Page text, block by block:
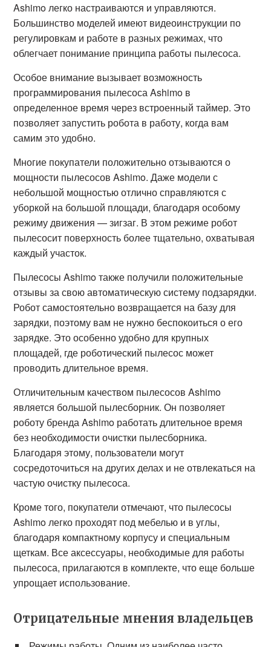
Ashimo легко настраиваются и управляются.
Большинство моделей имеют видеоинструкции по
регулировкам и работе в разных режимах, что
облегчает понимание принципа работы пылесоса.
Особое внимание вызывает возможность
программирования пылесоса Ashimo в
определенное время через встроенный таймер. Это
позволяет запустить робота в работу, когда вам
самим это удобно.
Многие покупатели положительно отзываются о
мощности пылесосов Ashimo. Даже модели с
небольшой мощностью отлично справляются с
уборкой на большой площади, благодаря особому
режиму движения — зигзаг. В этом режиме робот
пылесосит поверхность более тщательно, охватывая
каждый участок.
Пылесосы Ashimo также получили положительные
отзывы за свою автоматическую систему подзарядки.
Робот самостоятельно возвращается на базу для
зарядки, поэтому вам не нужно беспокоиться о его
зарядке. Это особенно удобно для крупных
площадей, где роботический пылесос может
проводить длительное время.
Отличительным качеством пылесосов Ashimo
является большой пылесборник. Он позволяет
роботу бренда Ashimo работать длительное время
без необходимости очистки пылесборника.
Благодаря этому, пользователи могут
сосредоточиться на других делах и не отвлекаться на
частую очистку пылесоса.
Кроме того, покупатели отмечают, что пылесосы
Ashimo легко проходят под мебелью и в углы,
благодаря компактному корпусу и специальным
щеткам. Все аксессуары, необходимые для работы
пылесоса, прилагаются в комплекте, что еще больше
упрощает использование.
Отрицательные мнения владельцев